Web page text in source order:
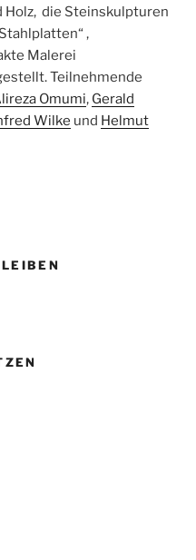
Holz, die Steinskulpturen
,
Malerei
Teilnehmende
Omumi, Gerald
Wilke und Helmut